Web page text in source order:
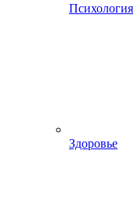
Психология
Здоровье